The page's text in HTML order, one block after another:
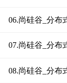
06.尚硅谷_分布
08.尚硅谷_分布